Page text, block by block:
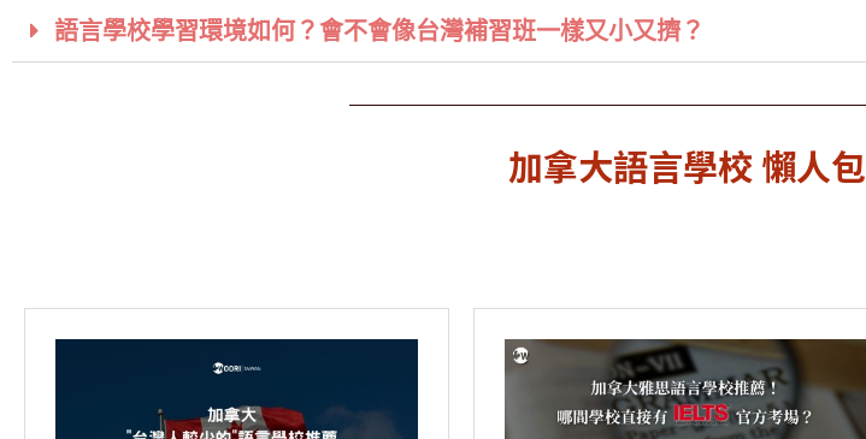
語言學校學習環境如何？會不會像台灣補習班一樣又小又擠？
加拿大語言學校 懶人包